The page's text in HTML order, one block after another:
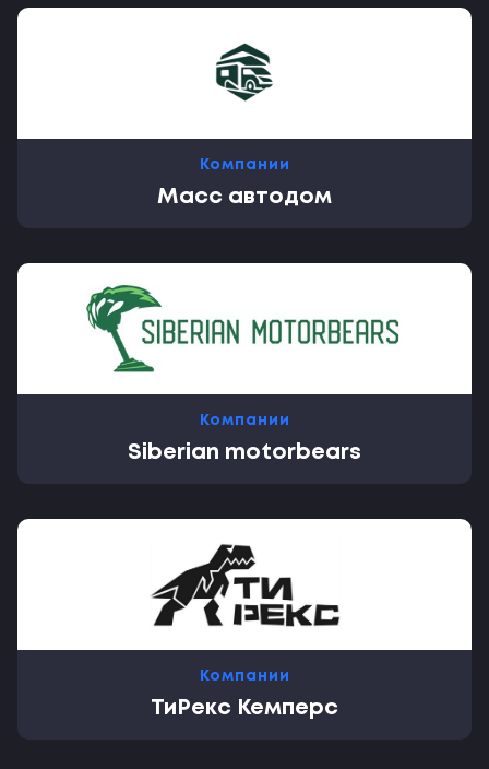
Компании
Масс автодом
Компании
Siberian motorbears
Компании
ТиРекс Кемперс